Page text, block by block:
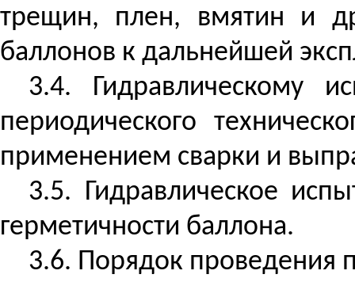
трещин, плен, вмятин и
баллонов к дальнейшей
3.4. Гидравлическому
периодического
применением сварки и
3.5. Гидравлическое
герметичности баллона.
3.6. Порядок проведения